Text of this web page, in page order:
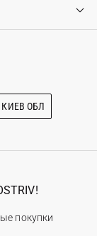
КИЕВ ОБЛ
покупки